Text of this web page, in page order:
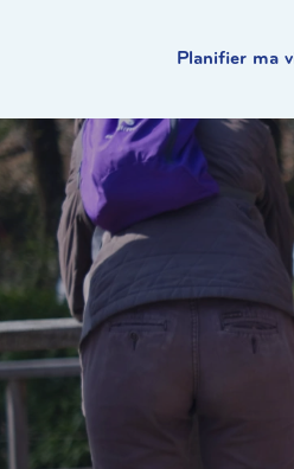
Planifier ma